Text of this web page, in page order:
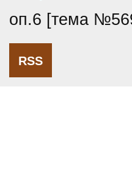
оп.6 [тема
RSS